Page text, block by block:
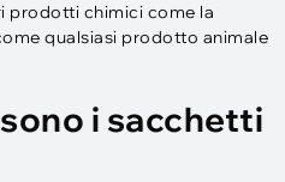
prodotti chimici come la
qualsiasi prodotto animale
i sacchetti